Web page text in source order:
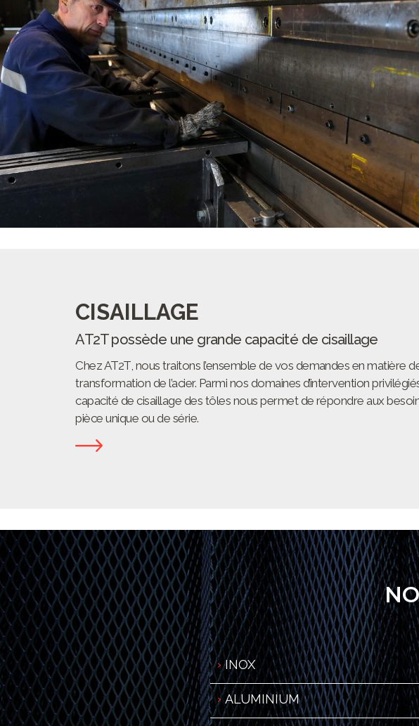
CISAILLAGE
AT2T possède une grande capacité de cisaillage
Chez AT2T, nous traitons l’ensemble de vos demandes en matière
transformation de l’acier. Parmi nos domaines d’intervention
capacité de cisaillage des tôles nous permet de répondre aux
pièce unique ou de série.
INOX
ALUMINIUM